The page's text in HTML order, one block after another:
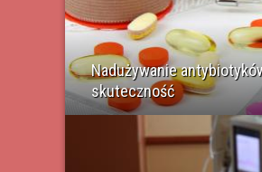
Nadużywanie
skuteczność